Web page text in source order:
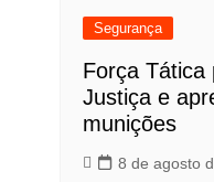
Segurança
Força Tática
Justiça e
munições
8 de agosto